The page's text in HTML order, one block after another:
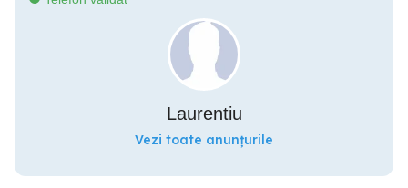
Laurentiu
Vezi toate anunțurile